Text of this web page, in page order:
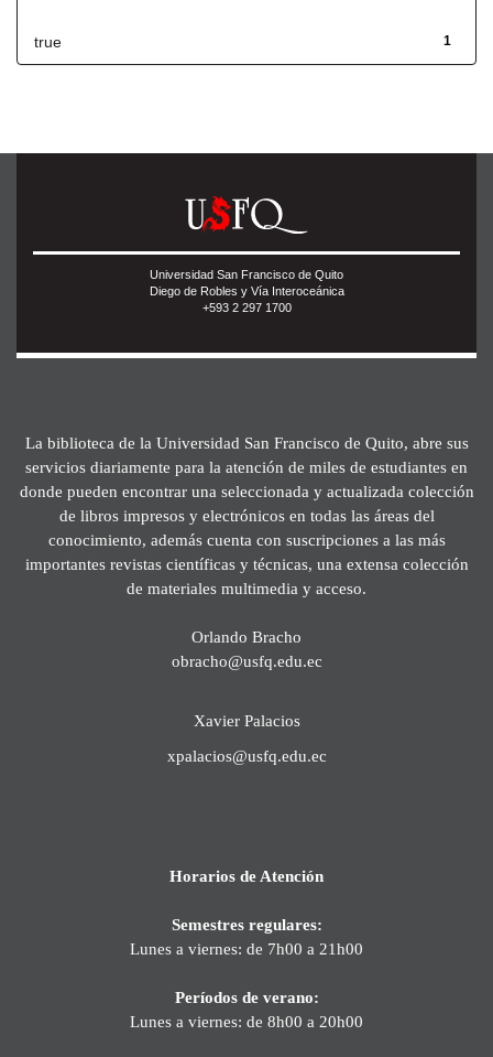
1
true
Universidad San Francisco de Quito
Diego de Robles y Vía Interoceánica
+593 2 297 1700
La biblioteca de la Universidad San Francisco de Quito, abre sus
servicios diariamente para la atención de miles de estudiantes en
donde pueden encontrar una seleccionada y actualizada colección
de libros impresos y electrónicos en todas las áreas del
conocimiento, además cuenta con suscripciones a las más
importantes revistas científicas y técnicas, una extensa colección
de materiales multimedia y acceso.
Orlando Bracho
obracho@usfq.edu.ec
Xavier Palacios
xpalacios@usfq.edu.ec
Horarios de Atención
Semestres regulares:
Lunes a viernes: de 7h00 a 21h00
Períodos de verano:
Lunes a viernes: de 8h00 a 20h00